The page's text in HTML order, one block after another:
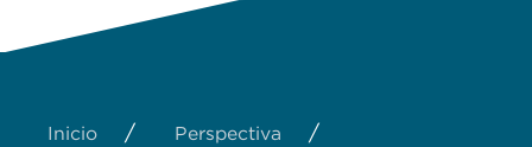
Inicio / Perspectiva /